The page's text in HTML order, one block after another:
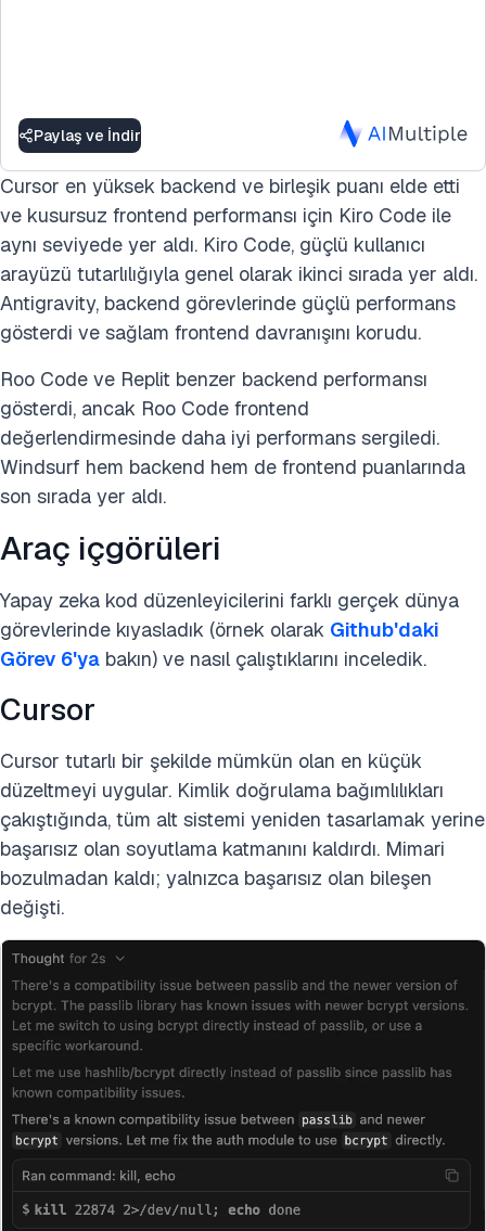
Paylaş ve İndir
Cursor en yüksek backend ve birleşik puanı elde etti
ve kusursuz frontend performansı için Kiro Code ile
aynı seviyede yer aldı. Kiro Code, güçlü kullanıcı
arayüzü tutarlılığıyla genel olarak ikinci sırada yer aldı.
Antigravity, backend görevlerinde güçlü performans
gösterdi ve sağlam frontend davranışını korudu.
Roo Code ve Replit benzer backend performansı
gösterdi, ancak Roo Code frontend
değerlendirmesinde daha iyi performans sergiledi.
Windsurf hem backend hem de frontend puanlarında
son sırada yer aldı.
Araç içgörüleri
Yapay zeka kod düzenleyicilerini farklı gerçek dünya
görevlerinde kıyasladık (örnek olarak Github'daki
Görev 6'ya bakın) ve nasıl çalıştıklarını inceledik.
Cursor
Cursor tutarlı bir şekilde mümkün olan en küçük
düzeltmeyi uygular. Kimlik doğrulama bağımlılıkları
çakıştığında, tüm alt sistemi yeniden tasarlamak yerine
başarısız olan soyutlama katmanını kaldırdı. Mimari
bozulmadan kaldı; yalnızca başarısız olan bileşen
değişti.